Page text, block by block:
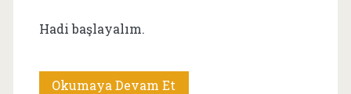
Hadi başlayalım.
Okumaya Devam Et